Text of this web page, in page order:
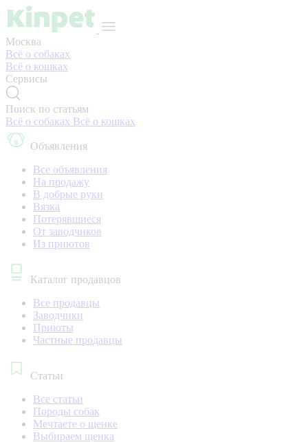
Москва
Всё о собаках
Всё о кошках
Сервисы
Поиск по статьям
Всё о собаках Всё о кошках
Объявления
Все объявления
На продажу
В добрые руки
Вязка
Потерявшиеся
От заводчиков
Из приютов
Каталог продавцов
Все продавцы
Заводчики
Приюты
Частные продавцы
Статьи
Все статьи
Породы собак
Мечтаете о щенке
Выбираем щенка